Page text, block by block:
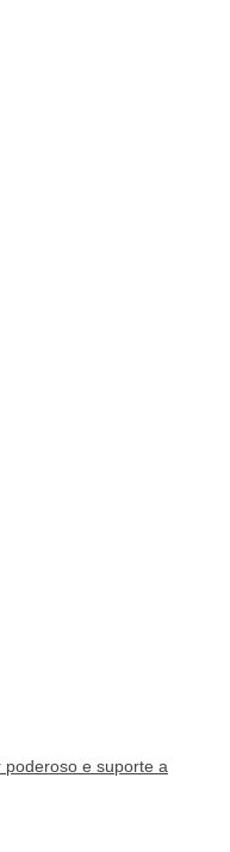
e suporte a